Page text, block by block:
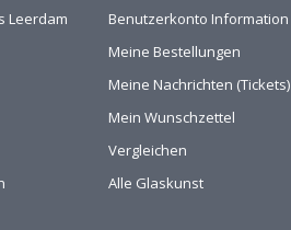
Leerdam
Benutzerkonto Information
Meine Bestellungen
Meine Nachrichten (Tickets)
Mein Wunschzettel
Vergleichen
Alle Glaskunst